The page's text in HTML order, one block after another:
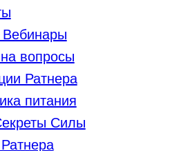
вопросы
Ратнера
питания
Силы